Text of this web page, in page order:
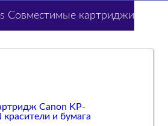
Совместимые картриджи